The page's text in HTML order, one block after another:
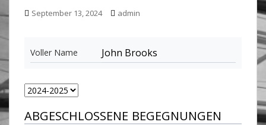
n
e
n
t
September 13, 2024 admin
Voller Name John Brooks
ABGESCHLOSSENE BEGEGNUNGEN